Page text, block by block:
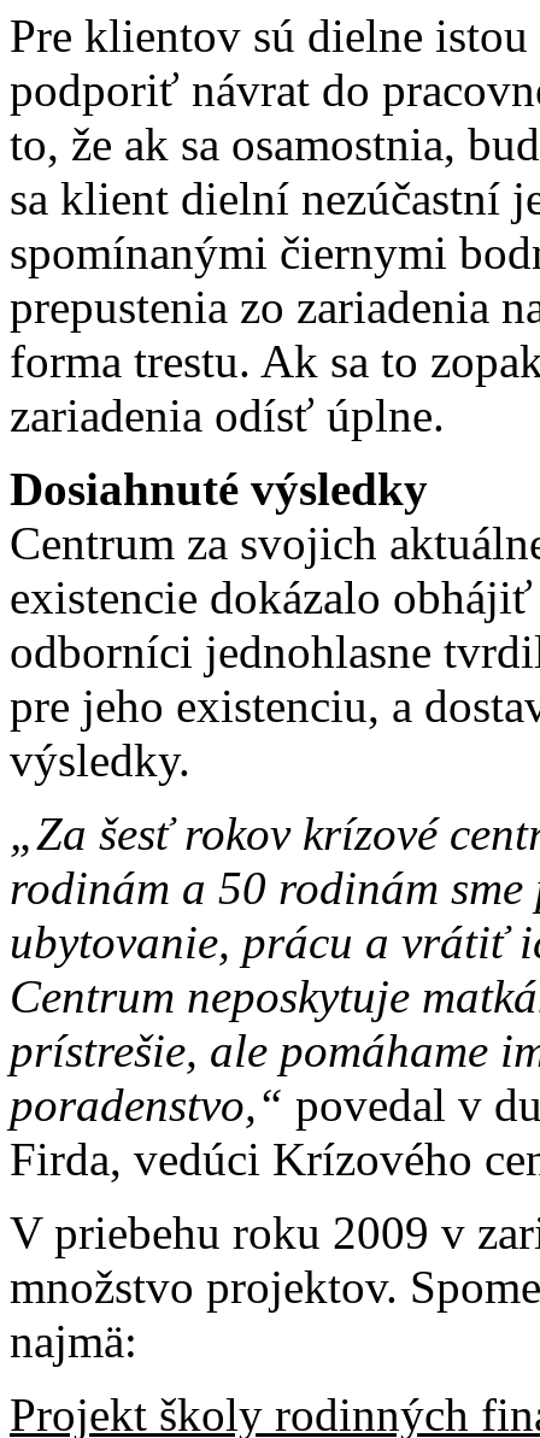
Pre klientov sú dielne
podporiť návrat do
to, že ak sa osamostnia,
sa klient dielní nezúčastní
spomínanými čiernymi
prepustenia zo zariadenia
forma trestu. Ak sa to
zariadenia odísť úplne.
Dosiahnuté výsledky
Centrum za svojich
existencie dokázalo
odborníci jednohlasne
pre jeho existenciu, a
výsledky.
„Za šesť rokov krízové
rodinám a 50 rodinám
ubytovanie, prácu a vrátiť
Centrum neposkytuje
prístrešie, ale pomáhame
poradenstvo,“ povedal v
Firda, vedúci Krízového
V priebehu roku 2009 v
množstvo projektov.
najmä:
Projekt školy rodinných